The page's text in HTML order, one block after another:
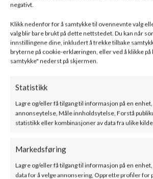
negativt.
Klikk nedenfor for å samtykke til ovennevnte valg
valg blir bare brukt på dette nettstedet. Du kan når
innstillingene dine, inkludert å trekke tilbake
bryterne på cookie-erklæringen, eller ved å klikke
samtykke" nederst på skjermen.
Statistikk
Lagre og/eller få tilgang til informasjon på en
annonseytelse, Måle innholdsytelse, Forstå
statistikk eller kombinasjoner av data fra ulike
Markedsføring
Lagre og/eller få tilgang til informasjon på en
data for å velge annonsering, Opprette profiler for
Venti Påbyggnings bend
Venti Påbyggnings bend Ø150 30 gr sort
Venti Påbyggnings bend Ø150 45 gr sort
Relaterte produkter